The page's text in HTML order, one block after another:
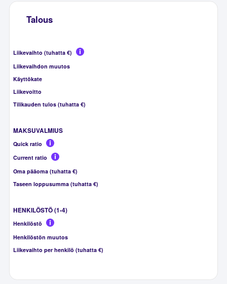
Talous
Liikevaihto (tuhatta €)
Liikevaihdon muutos
Käyttökate
Liikevoitto
Tilikauden tulos (tuhatta €)
MAKSUVALMIUS
Quick ratio
Current ratio
Oma pääoma (tuhatta €)
Taseen loppusumma (tuhatta €)
HENKILÖSTÖ (1-4)
Henkilöstö
Henkilöstön muutos
Liikevaihto per henkilö (tuhatta €)